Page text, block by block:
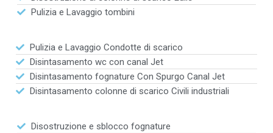
Pulizia e Lavaggio tombini
Pulizia e Lavaggio Condotte di scarico
Disintasamento wc con canal Jet
Disintasamento fognature Con Spurgo Canal Jet
Disintasamento colonne di scarico Civili industriali
Disostruzione e sblocco fognature